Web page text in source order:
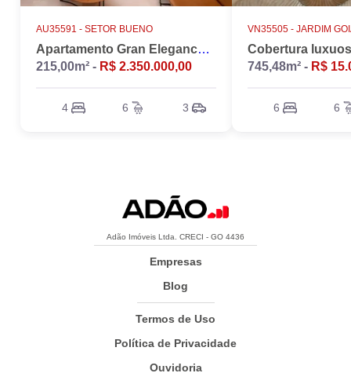
AU35591 - SETOR BUENO
Apartamento Gran Elegance - 4 suites + Home Office
215,00m² - R$ 2.350.000,00
4 6 3
VN35505 - JARDIM
745,48m² - R$
6 6
Adão Imóveis Ltda. CRECI - GO 4436
Empresas
Blog
Termos de Uso
Política de Privacidade
Ouvidoria